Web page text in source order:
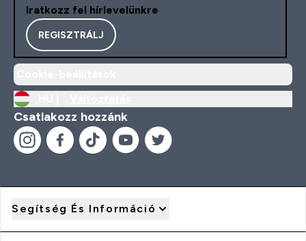
Iratkozz fel hírlevelünkre
REGISZTRÁLJ
Csatlakozz hozzánk
Segítség És Információ